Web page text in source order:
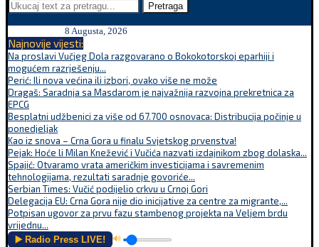
Pretraga
8 Augusta, 2026
Najnovije vijesti:
Na proslavi Vučjeg Dola razgovarano o Bokokotorskoj eparhiji i
mogućem razrješenju...
Perić: Ili nova većina ili izbori, ovako više ne može
Dragaš: Saradnja sa Masdarom je najvažnija razvojna prekretnica za
EPCG
Besplatni udžbenici za više od 67.700 osnovaca: Distribucija počinje u
ponedjeljak
Kao iz snova – Crna Gora u finalu Svjetskog prvenstva!
Pejak: Hoće li Milan Knežević i Vučića nazvati izdajnikom zbog dolaska...
Spajić: Otvaramo vrata američkim investicijama i savremenim
tehnologijama, rezultati saradnje govoriće...
Serbian Times: Vučić podijelio crkvu u Crnoj Gori
Delegacija EU: Crna Gora nije dio inicijative za centre za migrante,...
Potpisan ugovor za prvu fazu stambenog projekta na Veljem brdu
vrijednu...
▶️ Radio Press LIVE! 🔊